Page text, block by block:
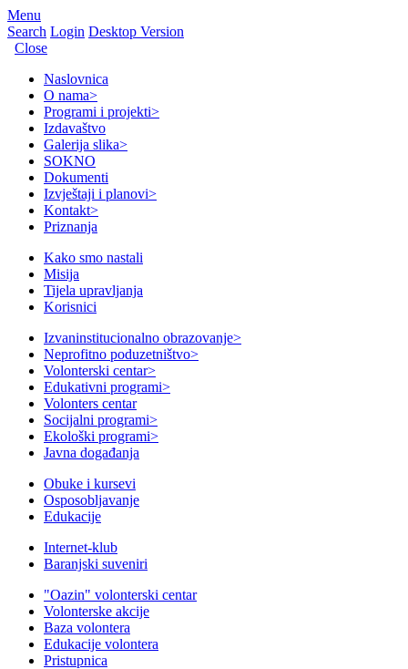
Menu
Search Login Desktop Version
Close
Naslovnica
O nama>
Programi i projekti>
Izdavaštvo
Galerija slika>
SOKNO
Dokumenti
Izvještaji i planovi>
Kontakt>
Priznanja
Kako smo nastali
Misija
Tijela upravljanja
Korisnici
Izvaninstitucionalno obrazovanje>
Neprofitno poduzetništvo>
Volonterski centar>
Edukativni programi>
Volonters centar
Socijalni programi>
Ekološki programi>
Javna događanja
Obuke i kursevi
Osposobljavanje
Edukacije
Internet-klub
Baranjski suveniri
"Oazin" volonterski centar
Volonterske akcije
Baza volontera
Edukacije volontera
Pristupnica